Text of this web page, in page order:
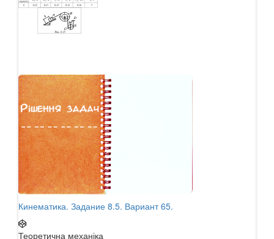
Кинематика. Задание 8.5. Вариант 65.
Теоретична механіка